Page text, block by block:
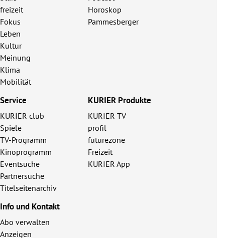
freizeit
Fokus
Leben
Kultur
Meinung
Klima
Mobilität
Horoskop
Pammesberger
Service
KURIER club
Spiele
TV-Programm
Kinoprogramm
Eventsuche
Partnersuche
Titelseitenarchiv
KURIER Produkte
KURIER TV
profil
futurezone
Freizeit
KURIER App
Info und Kontakt
Abo verwalten
Anzeigen